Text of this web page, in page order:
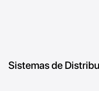
Sistemas de